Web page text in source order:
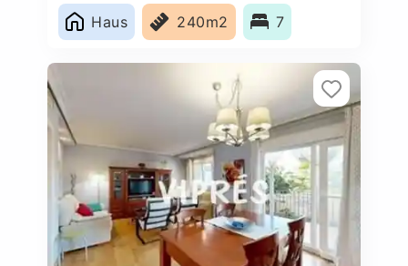
Haus
240m2 7